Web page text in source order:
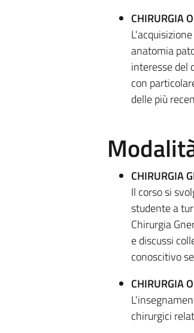
CHIRURGIA
anatomia
interesse del
con
delle più
CHIRURGIA
Il corso si
studente a
Chirurgia
e discussi
conoscitivo
CHIRURGIA
chirurgici